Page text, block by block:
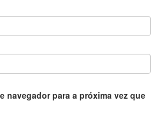
navegador para a próxima vez que